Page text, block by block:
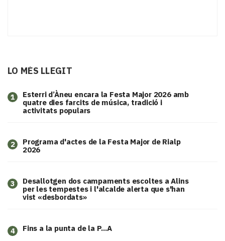
LO MÉS LLEGIT
1
Esterri d’Àneu encara la Festa Major 2026 amb
quatre dies farcits de música, tradició i
activitats populars
2
Programa d'actes de la Festa Major de Rialp
2026
3
​Desallotgen dos campaments escoltes a Alins
per les tempestes i l'alcalde alerta que s'han
vist «desbordats»
4 Fins a la punta de la P...A